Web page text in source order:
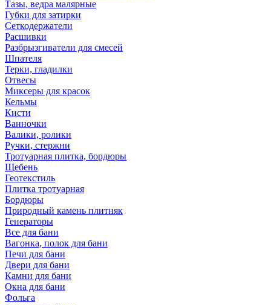
Тазы, ведра малярные
Губки для затирки
Сеткодержатели
Расшивки
Разбрызгиватели для смесей
Шпателя
Терки, гладилки
Отвесы
Миксеры для красок
Кельмы
Кисти
Ванночки
Валики, ролики
Ручки, стержни
Тротуарная плитка, бордюры
Щебень
Геотекстиль
Плитка тротуарная
Бордюры
Природный камень плитняк
Генераторы
Все для бани
Вагонка, полок для бани
Печи для бани
Двери для бани
Камни для бани
Окна для бани
Фольга